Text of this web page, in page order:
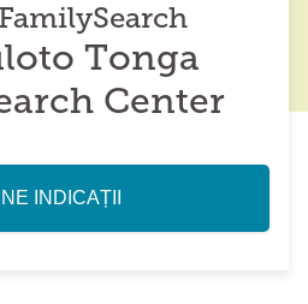
Tonga
Center
INDICAȚII